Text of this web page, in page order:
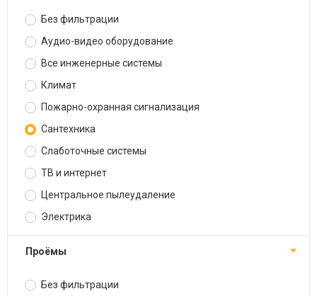
Без фильтрации
Аудио-видео оборудование
Все инженерные системы
Климат
Пожарно-охранная сигнализация
Сантехника
Слаботочные системы
ТВ и интернет
Центральное пылеудаление
Электрика
Проёмы
Без фильтрации